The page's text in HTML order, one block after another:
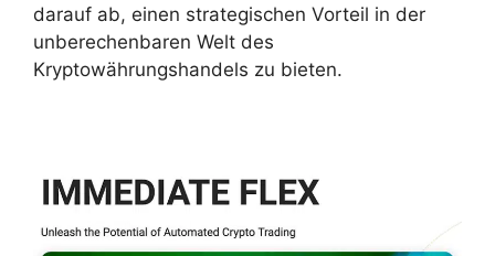
darauf ab, einen strategischen Vorteil in der
unberechenbaren Welt des
Kryptowährungshandels zu bieten.